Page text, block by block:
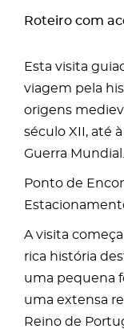
Roteiro com
Esta visita
viagem pela
origens
século XII, até
Guerra Mundial.
Ponto de
A visita
rica história
uma pequena
uma extensa
Reino de